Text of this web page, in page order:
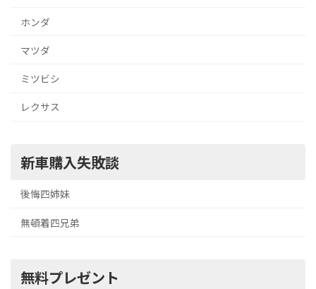
ホンダ
マツダ
ミツビシ
レクサス
新車購入失敗談
後悔四姉妹
無頓着四兄弟
無料プレゼント